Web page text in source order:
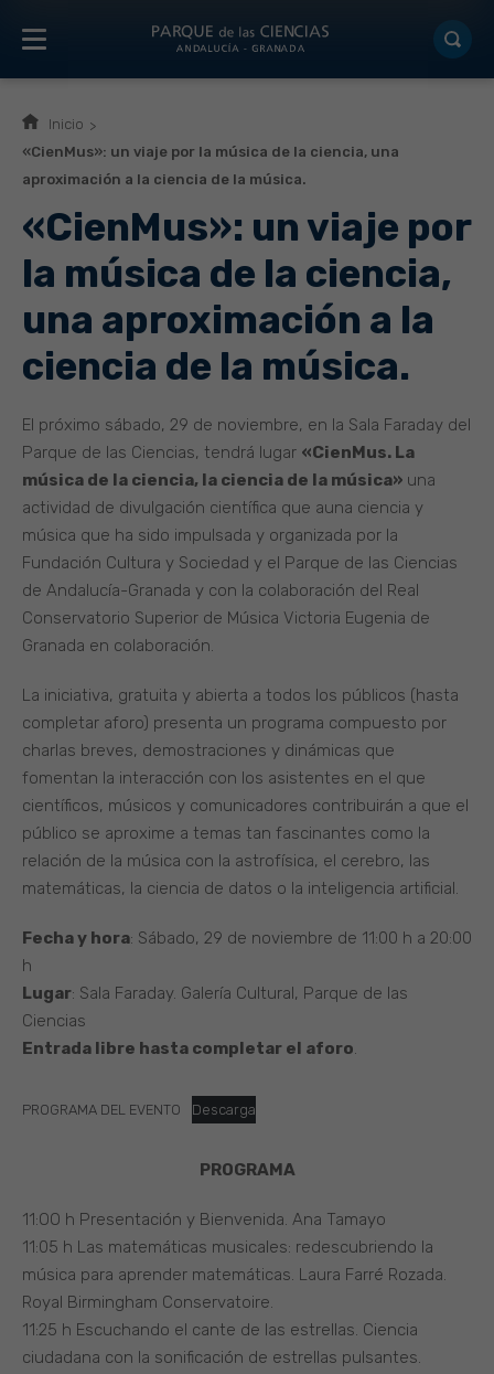
Inicio
«CienMus»: un viaje por la música de la ciencia, una
aproximación a la ciencia de la música.
«CienMus»: un viaje por
la música de la ciencia,
una aproximación a la
ciencia de la música.
El próximo sábado, 29 de noviembre, en la Sala Faraday del
Parque de las Ciencias, tendrá lugar «CienMus. La
música de la ciencia, la ciencia de la música» una
actividad de divulgación científica que auna ciencia y
música que ha sido impulsada y organizada por la
Fundación Cultura y Sociedad y el Parque de las Ciencias
de Andalucía-Granada y con la colaboración del Real
Conservatorio Superior de Música Victoria Eugenia de
Granada en colaboración.
La iniciativa, gratuita y abierta a todos los públicos (hasta
completar aforo) presenta un programa compuesto por
charlas breves, demostraciones y dinámicas que
fomentan la interacción con los asistentes en el que
científicos, músicos y comunicadores contribuirán a que el
público se aproxime a temas tan fascinantes como la
relación de la música con la astrofísica, el cerebro, las
matemáticas, la ciencia de datos o la inteligencia artificial.
Fecha y hora: Sábado, 29 de noviembre de 11:00 h a 20:00
h
Lugar: Sala Faraday. Galería Cultural, Parque de las
Ciencias
Entrada libre hasta completar el aforo.
PROGRAMA DEL EVENTO Descarga
PROGRAMA
11:OO h Presentación y Bienvenida. Ana Tamayo
11:05 h Las matemáticas musicales: redescubriendo la
música para aprender matemáticas. Laura Farré Rozada.
Royal Birmingham Conservatoire.
11:25 h Escuchando el cante de las estrellas. Ciencia
ciudadana con la sonificación de estrellas pulsantes.